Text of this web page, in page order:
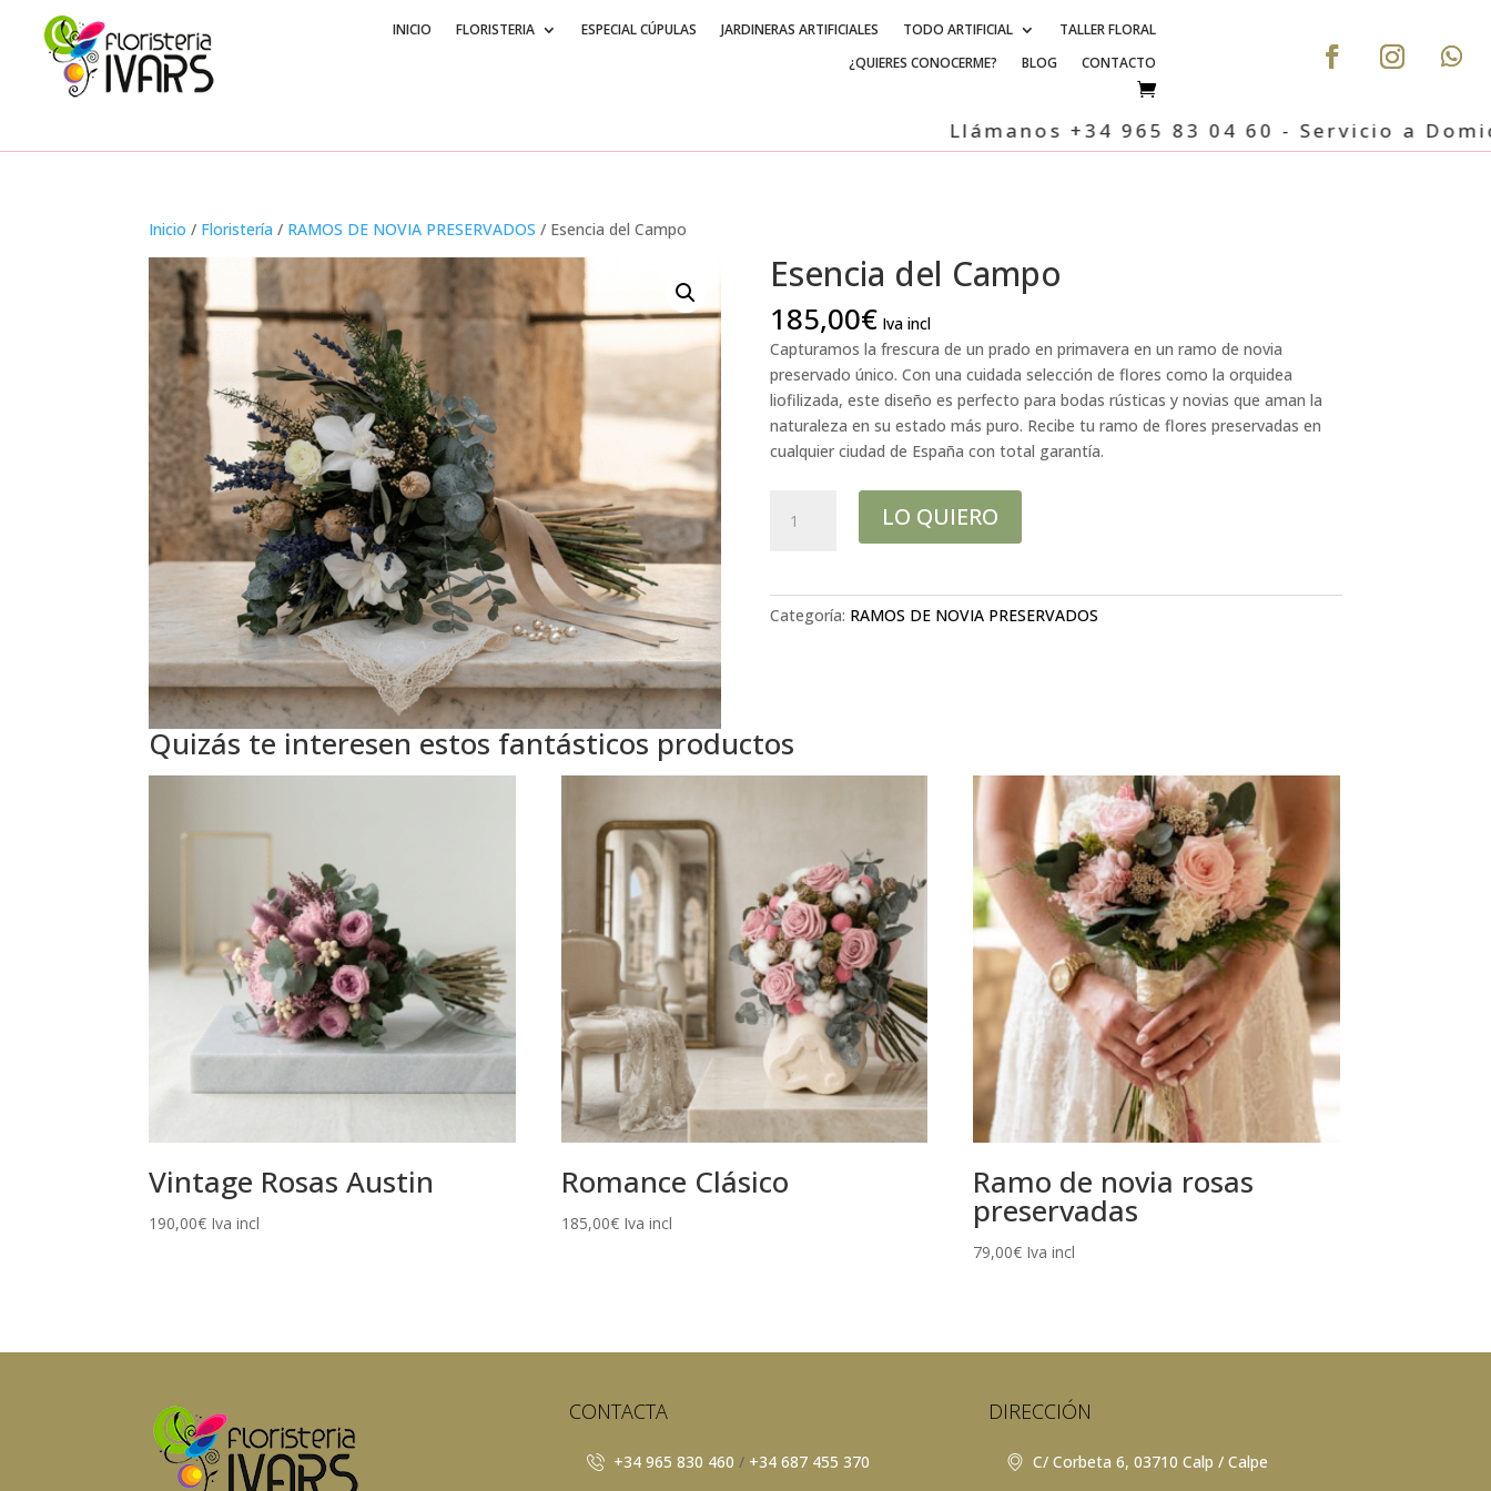
INICIO FLORISTERIA ESPECIAL CÚPULAS JARDINERAS ARTIFICIALES TODO ARTIFICIAL
TALLER FLORAL
¿QUIERES CONOCERME?
BLOG CONTACTO
Llámanos +34 965 83 04 60 - Servicio a
Inicio / Floristería / RAMOS DE NOVIA PRESERVADOS / Esencia del Campo
Esencia del Campo
185,00€ Iva incl
Capturamos la frescura de un prado en primavera en un ramo de novia
preservado único. Con una cuidada selección de flores como la orquidea
liofilizada, este diseño es perfecto para bodas rústicas y novias que aman la
naturaleza en su estado más puro. Recibe tu ramo de flores preservadas en
cualquier ciudad de España con total garantía.
LO QUIERO
Categoría: RAMOS DE NOVIA PRESERVADOS
Quizás te interesen estos fantásticos productos
Vintage Rosas Austin
190,00€ Iva incl
Romance Clásico
185,00€ Iva incl
Ramo de novia rosas
preservadas
79,00€ Iva incl
CONTACTA
+34 965 830 460 / +34 687 455 370
DIRECCIÓN
C/ Corbeta 6, 03710 Calp / Calpe